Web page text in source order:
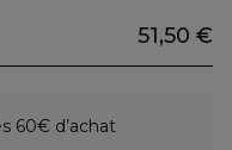
51,50 €
60€ d’achat